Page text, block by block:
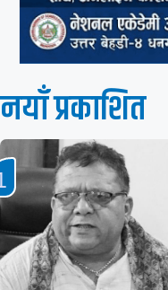
नयाँ प्रकाशित